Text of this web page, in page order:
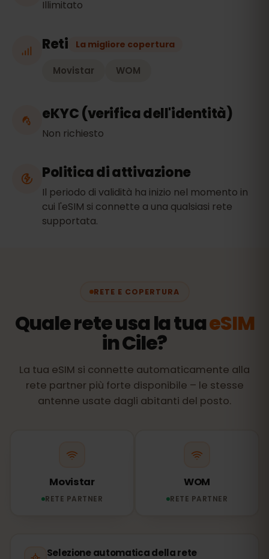
Illimitato
Reti La migliore copertura
Movistar WOM
eKYC (verifica dell'identità)
Non richiesto
Politica di attivazione
Il periodo di validità ha inizio nel momento in
cui l'eSIM si connette a una qualsiasi rete
supportata.
RETE E COPERTURA
Quale rete usa la tuaeSIM
in Cile?
La tua eSIM si connette automaticamente alla
rete partner più forte disponibile – le stesse
antenne usate dagli abitanti del posto.
Movistar
RETE PARTNER
WOM
RETE PARTNER
Selezione automatica della rete